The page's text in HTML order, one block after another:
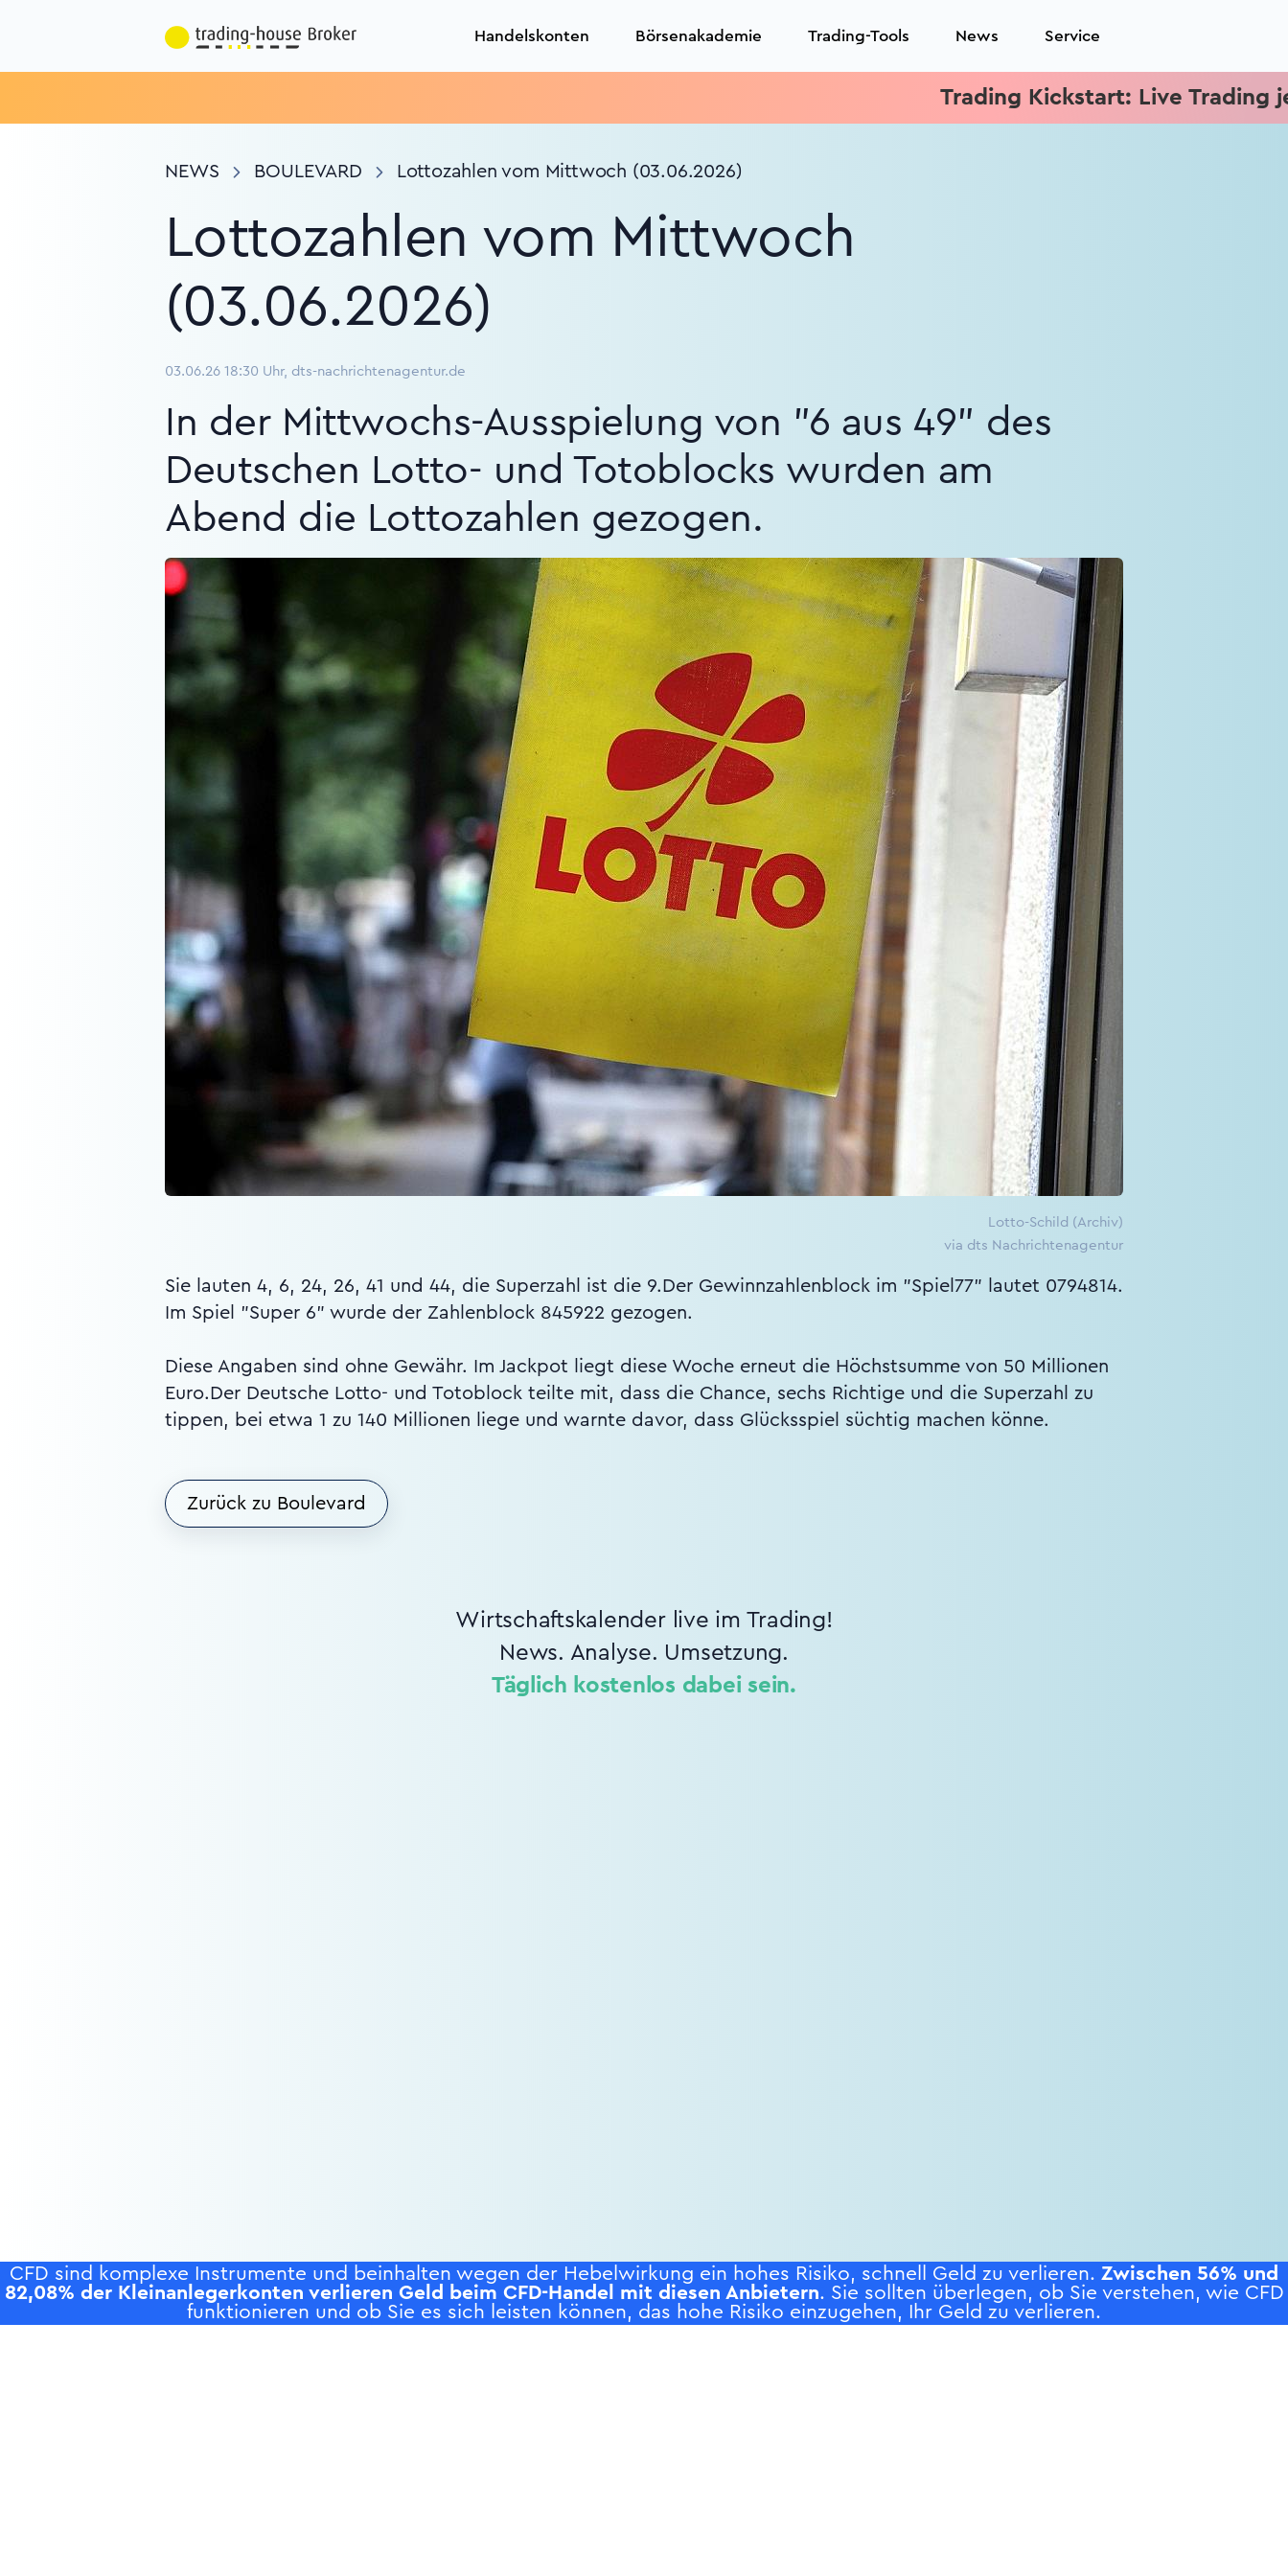
Handelskonten Börsenakademie Trading-Tools News Service
Trading Kickstart: Live Trading jeden
NEWS BOULEVARD Lottozahlen vom Mittwoch (03.06.2026)
Lottozahlen vom Mittwoch
(03.06.2026)
03.06.26 18:30 Uhr, dts-nachrichtenagentur.de
In der Mittwochs-Ausspielung von "6 aus 49" des
Deutschen Lotto- und Totoblocks wurden am
Abend die Lottozahlen gezogen.
Lotto-Schild (Archiv)
via dts Nachrichtenagentur
Sie lauten 4, 6, 24, 26, 41 und 44, die Superzahl ist die 9.Der Gewinnzahlenblock im "Spiel77" lautet 0794814.
Im Spiel "Super 6" wurde der Zahlenblock 845922 gezogen.
Diese Angaben sind ohne Gewähr. Im Jackpot liegt diese Woche erneut die Höchstsumme von 50 Millionen
Euro.Der Deutsche Lotto- und Totoblock teilte mit, dass die Chance, sechs Richtige und die Superzahl zu
tippen, bei etwa 1 zu 140 Millionen liege und warnte davor, dass Glücksspiel süchtig machen könne.
Zurück zu Boulevard
Wirtschaftskalender live im Trading!
News. Analyse. Umsetzung.
Täglich kostenlos dabei sein.
CFD sind komplexe Instrumente und beinhalten wegen der Hebelwirkung ein hohes Risiko, schnell Geld zu verlieren. Zwischen 56% und
82,08% der Kleinanlegerkonten verlieren Geld beim CFD-Handel mit diesen Anbietern. Sie sollten überlegen, ob Sie verstehen, wie CFD
funktionieren und ob Sie es sich leisten können, das hohe Risiko einzugehen, Ihr Geld zu verlieren.